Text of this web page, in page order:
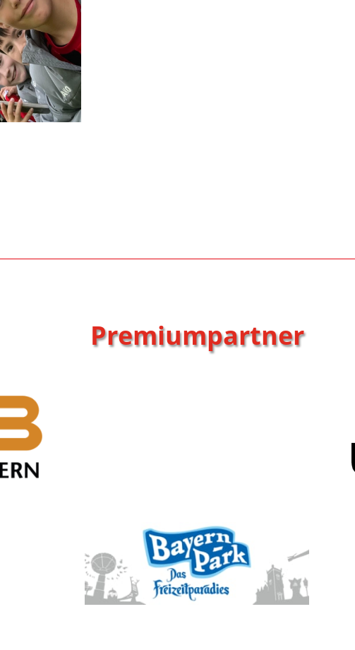
Premiumpartner